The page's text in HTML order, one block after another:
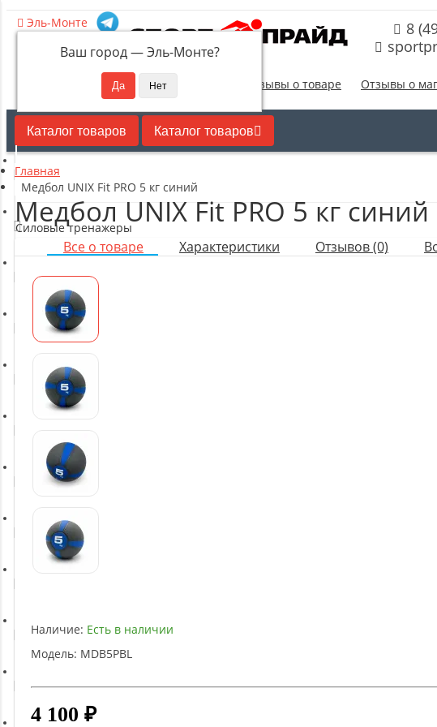
Эль-Монте
Ваш город —Эль-Монте?
8
Отзывы о товаре Отзывы о
Каталог товаров Каталог товаров
Кардиотренажеры
Силовые тренажеры
Свободные веса
Оборудование для настольного тенниса
Батуты
Баскетбольное оборудование
Массажное оборудование
Игротека
Рукоятки и тяги
Аэробика и фитнес
Главная
Медбол UNIX Fit PRO 5 кг синий
Медбол UNIX Fit PRO 5 кг синий
Все о товаре Характеристики Отзывов (0)
Наличие: Есть в наличии
Модель: MDB5PBL
4 100 ₽